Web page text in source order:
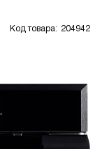
Код товара: 204942